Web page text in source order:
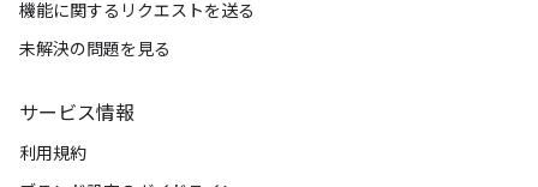
機能に関するリクエストを送る
未解決の問題を見る
サービス情報
利用規約